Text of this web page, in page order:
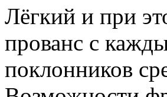
Лёгкий и при
прованс с
поклонников